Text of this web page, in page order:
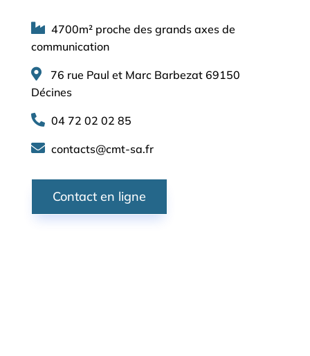
4700m² proche des grands axes de
communication
76 rue Paul et Marc Barbezat 69150
Décines
04 72 02 02 85
contacts@cmt-sa.fr
Contact en ligne